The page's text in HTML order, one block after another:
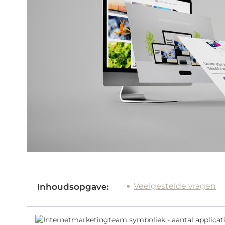
Inhoudsopgave: Veelgestelde vragen